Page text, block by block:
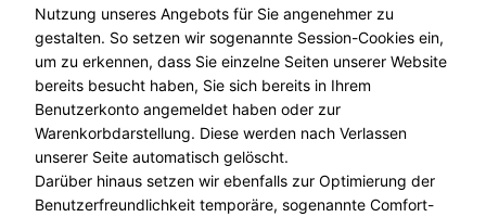
Nutzung unseres Angebots für Sie angenehmer zu
gestalten. So setzen wir sogenannte Session-Cookies ein,
um zu erkennen, dass Sie einzelne Seiten unserer Website
bereits besucht haben, Sie sich bereits in Ihrem
Benutzerkonto angemeldet haben oder zur
Warenkorbdarstellung. Diese werden nach Verlassen
unserer Seite automatisch gelöscht.
Darüber hinaus setzen wir ebenfalls zur Optimierung der
Benutzerfreundlichkeit temporäre, sogenannte Comfort-